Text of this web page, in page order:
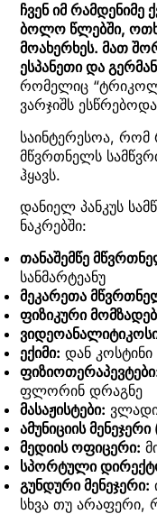
ჩვენ იმ
ბოლო წლებში,
მოახერხეს. მათ
ესპანეთი და
რომელიც
ვარჯიშს
საინტერესოა, რომ
მწვრთნელს
ჰყავს.
დანიელ პანკუს
ნაკრებში:
თანაშემწე
სანმარტეანუ
მეკარეთა
ფიზიკური
ექიმი: დან კოსტინი
ფლორინ დრაგნე
მასაჟისტები:
ამუნიციის
მედიის ოფიცერი:
სპორტული
გუნდური მენეჯერი:
სხვა თუ არაფერი,